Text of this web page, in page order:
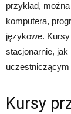
przykład,
komputera,
językowe.
stacjonarnie,
Kursy